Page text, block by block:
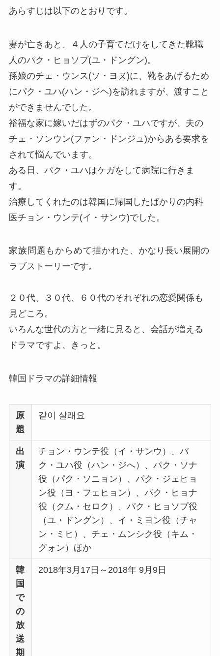
あらすじは以下のとおりです。
妻が亡きあと、４人の子育てだけをしてきた靴職
人のパク・ヒョソプ(ユ・ドングン)。
孫娘のチェ・ウンス(ソ・ヨヌ)に、靴をあげるため
にパク・ユハ(ハン・ジヘ)を訪れますが、渡すこと
ができませんでした。
裕福な家に嫁いだはずのパク・ユハですが、夫の
チェ・ソンウン(ファン・ドンジュ)からある要求を
されて悩んでいます。
ある日、パク・ユハはケガをして病院に行きま
す。
治療してくれたのは韓国に帰国したばかりの内科
医チョン・ウンテ(イ・サンウ)でした。
家族問題もからめて描かれた、 かなり長い展開の
ラブストーリーです。
２０代、３０代、６０代のそれぞれの恋愛関係も
見どころ。
いろんな世代の方と一緒に見ると、会話が増える
ドラマですよ、きっと。
韓国ドラマの詳細情報
原
題
같이 살래요
出
演
チョン・ウンテ役（イ・サンウ）、パ
ク・ユハ役（ハン・ジへ）、パク・ソナ
役（パク・ソニョン）、パク・ジェヒョ
ン役（ヨ・フェヒョン）、パク・ヒョナ
役（クム・セロク）、パク・ヒョソプ役
（ユ・ドングン）、イ・ミヨン役（チャ
ン・ミヒ）、チェ・ムンシク役（キム・
グォン）ほか
韓
国
で
の
放
送
期
2018年3月17日～2018年 9月9日